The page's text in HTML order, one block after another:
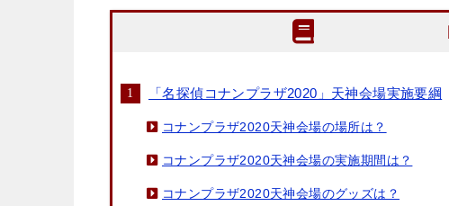
「名探偵コナンプラザ2020」天神会場実施要綱
コナンプラザ2020天神会場の場所は？
コナンプラザ2020天神会場の実施期間は？
コナンプラザ2020天神会場のグッズは？